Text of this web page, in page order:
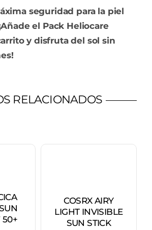
seguridad para la piel
el Pack Heliocare
y disfruta del sol sin
RELACIONADOS
50+
COSRX AIRY
LIGHT INVISIBLE
SUN STICK